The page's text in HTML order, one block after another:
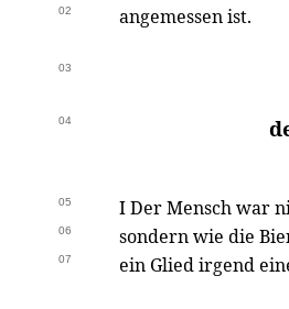
02 angemessen ist.
03
04
05 I Der Mensch war
06 sondern wie die
07 ein Glied irgend